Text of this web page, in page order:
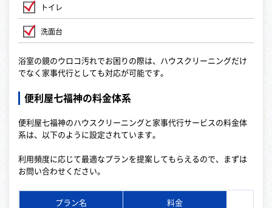
トイレ
洗面台
浴室の鏡のウロコ汚れでお困りの際は、ハウスクリーニングだけ
でなく家事代行としても対応が可能です。
便利屋七福神の料金体系
便利屋七福神のハウスクリーニングと家事代行サービスの料金体
系は、以下のように設定されています。
利用頻度に応じて最適なプランを提案してもらえるので、まずは
お問い合わせください。
プラン名 料金